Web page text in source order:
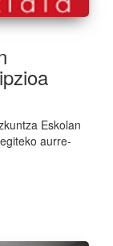
Eskolan
aurre-